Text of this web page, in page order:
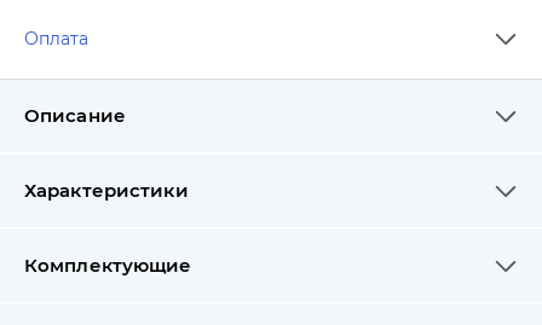
Оплата
Описание
Характеристики
Комплектующие